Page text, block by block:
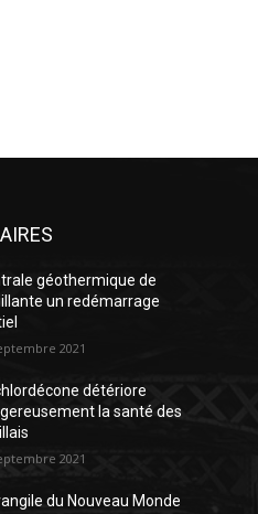
géothermique de
un redémarrage
2021
détériore
la santé des
2021
du Nouveau Monde